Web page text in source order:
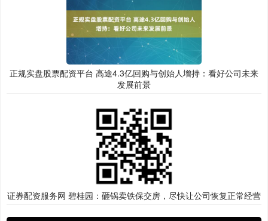
正规实盘股票配资平台 高途4.3亿回购与创始人增持：看好公司未来
发展前景
证券配资服务网 碧桂园：砸锅卖铁保交房，尽快让公司恢复正常经营